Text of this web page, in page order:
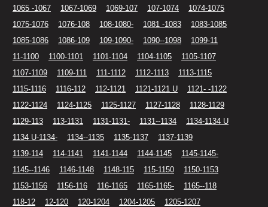
1065 -1067
1067-1069 1069-107 107-1074
1074-1075
1075-1076
1076-108 108-1080- 1081 -1083
1083-1085
1085-1086
1086-109 109-1090- 1090--1098
1099-11
11-1100
1100-1101 1101-1104 1104-1105
1105-1107
1107-1109
1109-111 111-1112 1112-1113
1113-1115
1115-1116
1116-112 112-1121 1121-1121 U
1121- -1122
1122-1124
1124-1125 1125-1127 1127-1128
1128-1129
1129-113
113-1131 1131-1131- 1131--1134
1134-1134 U
1134 U-1134-
1134--1135 1135-1137
1137-1139
1139-114
114-1141 1141-1144 1144-1145
1145-1145-
1145--1146
1146-1148 1148-115 115-1150
1150-1153
1153-1156
1156-116 116-1165 1165-1165-
1165--118
118-12
12-120 120-1204 1204-1205
1205-1207